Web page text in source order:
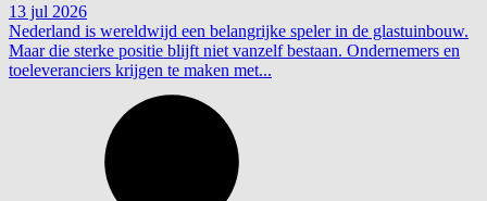
13 jul 2026
Nederland is wereldwijd een belangrijke speler in de glastuinbouw.
Maar die sterke positie blijft niet vanzelf bestaan. Ondernemers en
toeleveranciers krijgen te maken met...